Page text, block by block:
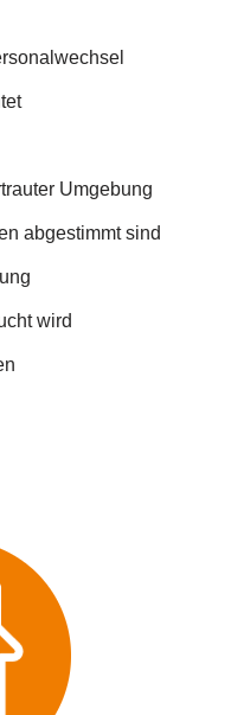
Umgebung
abgestimmt sind
wird